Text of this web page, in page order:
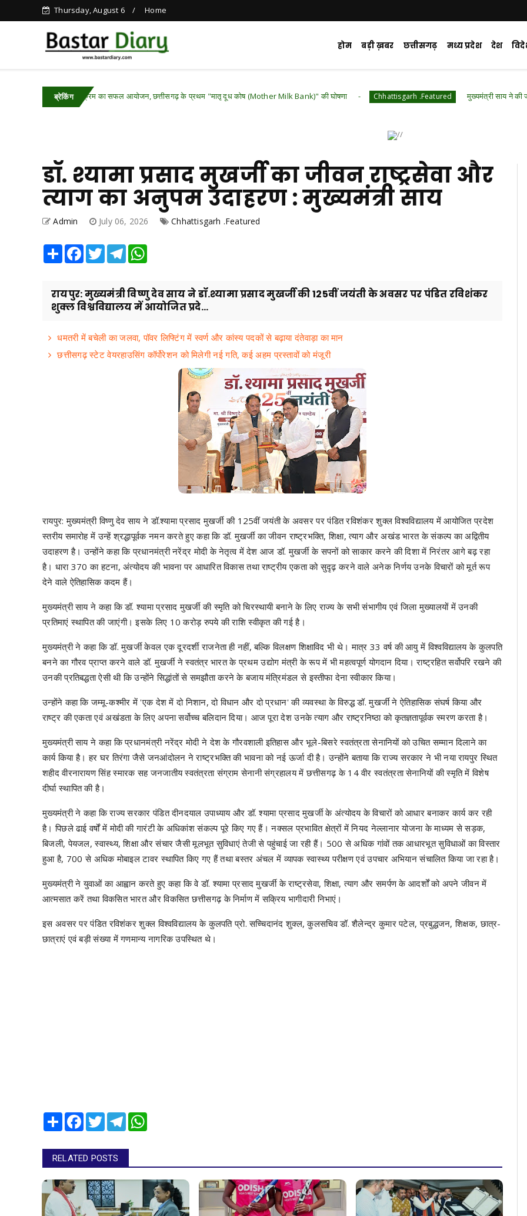
Thursday, August 6 Home
होम बड़ी ख़बर छत्तीसगढ़ मध्य प्रदेश देश
ब्रेकिंग
स्तरीय कार्यक्रम का सफल आयोजन, छत्तीसगढ़ के प्रथम "मातृ दूध कोष (Mother Milk Bank)" की घोषणा Chhattisgarh .Featured मुख्यमंत्री साय ने की जनसंपर्क विभाग के
डॉ. श्यामा प्रसाद मुखर्जी का जीवन राष्ट्रसेवा और
त्याग का अनुपम उदाहरण : मुख्यमंत्री साय
Admin July 06, 2026 Chhattisgarh .Featured
Share Facebook
TwitterTelegram
रायपुर: मुख्यमंत्री विष्णु देव साय ने डॉ.श्यामा प्रसाद मुखर्जी की 125वीं जयंती के अवसर पर पंडित रविशंकर
शुक्ल विश्वविद्यालय में आयोजित प्रदे...
धमतरी में बचेली का जलवा, पॉवर लिफ्टिंग में स्वर्ण और कांस्य पदकों से बढ़ाया दंतेवाड़ा का मान
छत्तीसगढ़ स्टेट वेयरहाउसिंग कॉर्पोरेशन को मिलेगी नई गति, कई अहम प्रस्तावों को मंजूरी
रायपुर: मुख्यमंत्री विष्णु देव साय ने डॉ.श्यामा प्रसाद मुखर्जी की 125वीं जयंती के अवसर पर पंडित रविशंकर शुक्ल विश्वविद्यालय में आयोजित प्रदेश
स्तरीय समारोह में उन्हें श्रद्धापूर्वक नमन करते हुए कहा कि डॉ. मुखर्जी का जीवन राष्ट्रभक्ति, शिक्षा, त्याग और अखंड भारत के संकल्प का अद्वितीय
उदाहरण है। उन्होंने कहा कि प्रधानमंत्री नरेंद्र मोदी के नेतृत्व में देश आज डॉ. मुखर्जी के सपनों को साकार करने की दिशा में निरंतर आगे बढ़ रहा
है। धारा 370 का हटना, अंत्योदय की भावना पर आधारित विकास तथा राष्ट्रीय एकता को सुदृढ़ करने वाले अनेक निर्णय उनके विचारों को मूर्त रूप
देने वाले ऐतिहासिक कदम हैं।
मुख्यमंत्री साय ने कहा कि डॉ. श्यामा प्रसाद मुखर्जी की स्मृति को चिरस्थायी बनाने के लिए राज्य के सभी संभागीय एवं जिला मुख्यालयों में उनकी
प्रतिमाएं स्थापित की जाएंगी। इसके लिए 10 करोड़ रुपये की राशि स्वीकृत की गई है।
मुख्यमंत्री ने कहा कि डॉ. मुखर्जी केवल एक दूरदर्शी राजनेता ही नहीं, बल्कि विलक्षण शिक्षाविद भी थे। मात्र 33 वर्ष की आयु में विश्वविद्यालय के कुलपति
बनने का गौरव प्राप्त करने वाले डॉ. मुखर्जी ने स्वतंत्र भारत के प्रथम उद्योग मंत्री के रूप में भी महत्वपूर्ण योगदान दिया। राष्ट्रहित सर्वोपरि रखने की
उनकी प्रतिबद्धता ऐसी थी कि उन्होंने सिद्धांतों से समझौता करने के बजाय मंत्रिमंडल से इस्तीफा देना स्वीकार किया।
उन्होंने कहा कि जम्मू-कश्मीर में 'एक देश में दो निशान, दो विधान और दो प्रधान' की व्यवस्था के विरुद्ध डॉ. मुखर्जी ने ऐतिहासिक संघर्ष किया और
राष्ट्र की एकता एवं अखंडता के लिए अपना सर्वोच्च बलिदान दिया। आज पूरा देश उनके त्याग और राष्ट्रनिष्ठा को कृतज्ञतापूर्वक स्मरण करता है।
मुख्यमंत्री साय ने कहा कि प्रधानमंत्री नरेंद्र मोदी ने देश के गौरवशाली इतिहास और भूले-बिसरे स्वतंत्रता सेनानियों को उचित सम्मान दिलाने का
कार्य किया है। हर घर तिरंगा जैसे जनआंदोलन ने राष्ट्रभक्ति की भावना को नई ऊर्जा दी है। उन्होंने बताया कि राज्य सरकार ने भी नया रायपुर स्थित
शहीद वीरनारायण सिंह स्मारक सह जनजातीय स्वतंत्रता संग्राम सेनानी संग्रहालय में छत्तीसगढ़ के 14 वीर स्वतंत्रता सेनानियों की स्मृति में विशेष
दीर्घा स्थापित की है।
मुख्यमंत्री ने कहा कि राज्य सरकार पंडित दीनदयाल उपाध्याय और डॉ. श्यामा प्रसाद मुखर्जी के अंत्योदय के विचारों को आधार बनाकर कार्य कर रही
है। पिछले ढाई वर्षों में मोदी की गारंटी के अधिकांश संकल्प पूरे किए गए हैं। नक्सल प्रभावित क्षेत्रों में नियद नेल्लानार योजना के माध्यम से सड़क,
बिजली, पेयजल, स्वास्थ्य, शिक्षा और संचार जैसी मूलभूत सुविधाएं तेजी से पहुंचाई जा रही हैं। 500 से अधिक गांवों तक आधारभूत सुविधाओं का विस्तार
हुआ है, 700 से अधिक मोबाइल टावर स्थापित किए गए हैं तथा बस्तर अंचल में व्यापक स्वास्थ्य परीक्षण एवं उपचार अभियान संचालित किया जा रहा है।
मुख्यमंत्री ने युवाओं का आह्वान करते हुए कहा कि वे डॉ. श्यामा प्रसाद मुखर्जी के राष्ट्रसेवा, शिक्षा, त्याग और समर्पण के आदर्शों को अपने जीवन में
आत्मसात करें तथा विकसित भारत और विकसित छत्तीसगढ़ के निर्माण में सक्रिय भागीदारी निभाएं।
इस अवसर पर पंडित रविशंकर शुक्ल विश्वविद्यालय के कुलपति प्रो. सच्चिदानंद शुक्ल, कुलसचिव डॉ. शैलेन्द्र कुमार पटेल, प्रबुद्धजन, शिक्षक, छात्र-
छात्राएं एवं बड़ी संख्या में गणमान्य नागरिक उपस्थित थे।
Share Facebook
TwitterTelegram
RELATED POSTS